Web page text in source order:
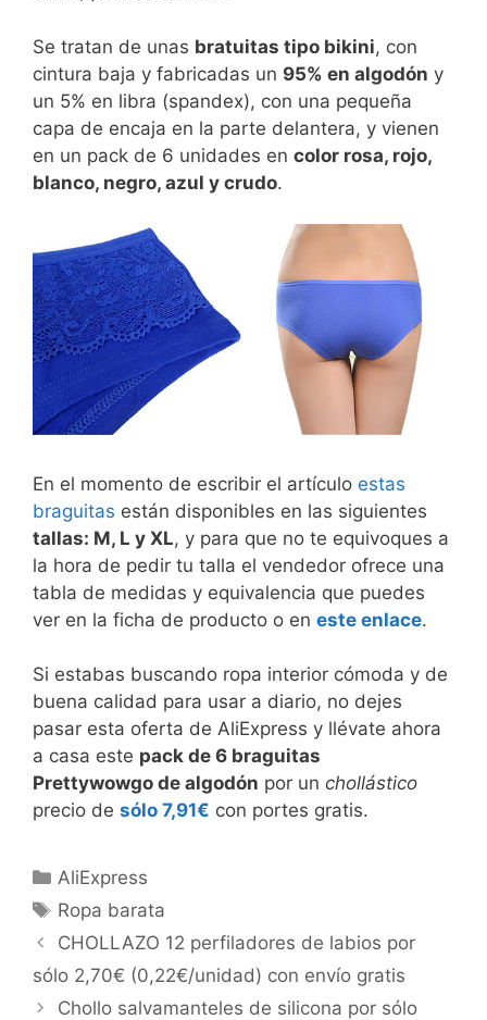
Se tratan de unas bratuitas tipo bikini, con
cintura baja y fabricadas un 95% en algodón y
un 5% en libra (spandex), con una pequeña
capa de encaja en la parte delantera, y vienen
en un pack de 6 unidades en color rosa, rojo,
blanco, negro, azul y crudo.
En el momento de escribir el artículo estas
braguitas están disponibles en las siguientes
tallas: M, L y XL, y para que no te equivoques a
la hora de pedir tu talla el vendedor ofrece una
tabla de medidas y equivalencia que puedes
ver en la ficha de producto o en este enlace.
Si estabas buscando ropa interior cómoda y de
buena calidad para usar a diario, no dejes
pasar esta oferta de AliExpress y llévate ahora
a casa este pack de 6 braguitas
Prettywowgo de algodón por un chollástico
precio de sólo 7,91€ con portes gratis.
Categorías
AliExpress
Etiquetas
Ropa barata
CHOLLAZO 12 perfiladores de labios por
sólo 2,70€ (0,22€/unidad) con envío gratis
Chollo salvamanteles de silicona por sólo